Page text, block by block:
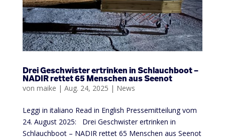
Drei Geschwister ertrinken in Schlauchboot –
NADIR rettet 65 Menschen aus Seenot
von maike | Aug. 24, 2025 | News
Leggi in italiano Read in English Pressemitteilung vom
24. August 2025: Drei Geschwister ertrinken in
Schlauchboot – NADIR rettet 65 Menschen aus Seenot